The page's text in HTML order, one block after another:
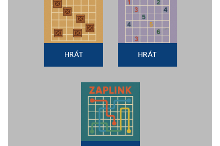
HRÁT HRÁT